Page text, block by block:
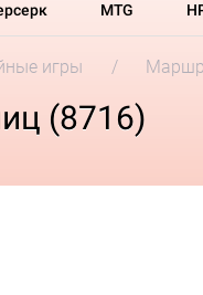
MTG
игры
(8716)